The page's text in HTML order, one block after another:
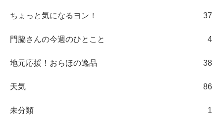
ちょっと気になるヨン！ 37
門脇さんの今週のひとこと 4
地元応援！おらほの逸品 38
天気 86
未分類 1